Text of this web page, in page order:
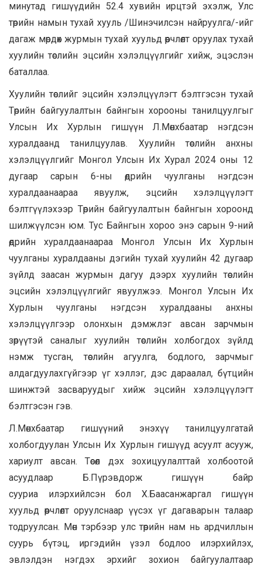
минутад гишүүдийн 52.4 хувийн ирцтэй эхэлж, Улс
төрийн намын тухай хууль /Шинэчилсэн найруулга/-ийг
дагаж мөрдөх журмын тухай хуульд өөрчлөлт оруулах тухай
хуулийн төслийн эцсийн хэлэлцүүлгийг хийж, эцэслэн
баталлаа.
Хуулийн төслийг эцсийн хэлэлцүүлэгт бэлтгэсэн тухай
Төрийн байгуулалтын байнгын хорооны танилцуулгыг
Улсын Их Хурлын гишүүн Л.Мөнхбаатар нэгдсэн
хуралдаанд танилцуулав. Хуулийн төслийн анхны
хэлэлцүүлгийг Монгол Улсын Их Хурал 2024 оны 12
дугаар сарын 6-ны өдрийн чуулганы нэгдсэн
хуралдаанаараа явуулж, эцсийн хэлэлцүүлэгт
бэлтгүүлэхээр Төрийн байгуулалтын байнгын хороонд
шилжүүлсэн юм. Тус Байнгын хороо энэ сарын 9-ний
өдрийн хуралдаанаараа Монгол Улсын Их Хурлын
чуулганы хуралдааны дэгийн тухай хуулийн 42 дугаар
зүйлд заасан журмын дагуу дээрх хуулийн төслийн
эцсийн хэлэлцүүлгийг явуулжээ. Монгол Улсын Их
Хурлын чуулганы нэгдсэн хуралдааны анхны
хэлэлцүүлгээр олонхын дэмжлэг авсан зарчмын
зөрүүтэй саналыг хуулийн төслийн холбогдох зүйлд
нэмж тусган, төслийн агуулга, бодлого, зарчмыг
алдагдуулахгүйгээр үг хэллэг, дэс дараалал, бүтцийн
шинжтэй засваруудыг хийж эцсийн хэлэлцүүлэгт
бэлтгэсэн гэв.
Л.Мөнхбаатар гишүүний энэхүү танилцуулгатай
холбогдуулан Улсын Их Хурлын гишүүд асуулт асууж,
хариулт авсан. Төсөл дэх зохицуулалттай холбоотой
асуудлаар Б.Пүрэвдорж гишүүн байр
сууриа илэрхийлсэн бол Х.Баасанжаргал гишүүн
хуульд өөрчлөлт оруулснаар үүсэх үг дагаварын талаар
тодруулсан. Мөн тэрбээр улс төрийн нам нь ардчиллын
суурь бүтэц, иргэдийн үзэл бодлоо илэрхийлэх,
эвлэлдэн нэгдэх эрхийг зохион байгуулалтаар